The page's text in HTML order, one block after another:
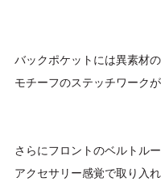
バックポケットには異素材
モチーフのステッチワーク
さらにフロントのベルトルー
アクセサリー感覚で取り入